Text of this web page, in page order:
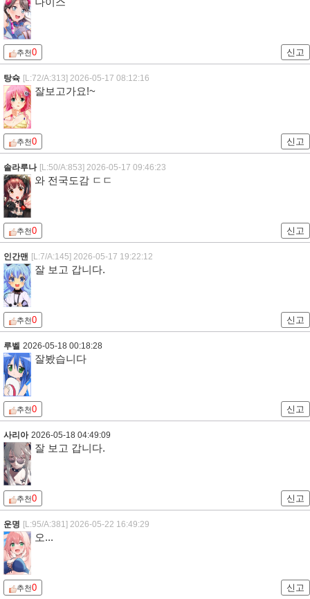
나이스
추천0 신고
탕슉 [L:72/A:313] 2026-05-17 08:12:16
잘보고가요!~
추천0 신고
솔라루나 [L:50/A:853] 2026-05-17 09:46:23
와 전국도감 ㄷㄷ
추천0 신고
인간맨 [L:7/A:145] 2026-05-17 19:22:12
잘 보고 갑니다.
추천0 신고
루벨 2026-05-18 00:18:28
잘봤습니다
추천0 신고
사리아 2026-05-18 04:49:09
잘 보고 갑니다.
추천0 신고
운명 [L:95/A:381] 2026-05-22 16:49:29
오...
추천0 신고